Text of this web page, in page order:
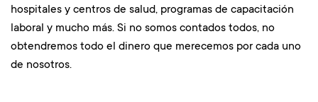
hospitales y centros de salud, programas de capacitación
laboral y mucho más. Si no somos contados todos, no
obtendremos todo el dinero que merecemos por cada uno
de nosotros.